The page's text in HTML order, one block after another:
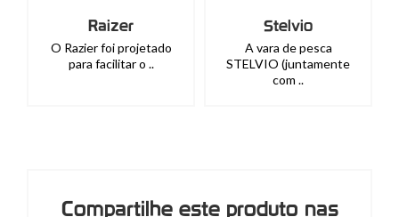
Raizer
O Razier foi projetado
para facilitar o ..
Stelvio
A vara de pesca
STELVIO (juntamente
com ..
Compartilhe este produto nas